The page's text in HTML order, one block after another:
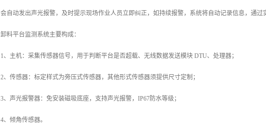
会自动发出声光报警，及时提示现场作业人员立即纠正，如持续报警，系统将自动记录信息，通
卸料平台监测系统主要构成：
1、主机：采集传感器信号，用于判断平台是否超载、无线数据发送模块 DTU、处理器；
2、传感器：标定样式为旁压式传感器，其他形式传感器须提供尺寸定制；
3、声光报警器：免安装磁吸底座，支持声光报警，IP67防水等级；
4、倾角传感器。